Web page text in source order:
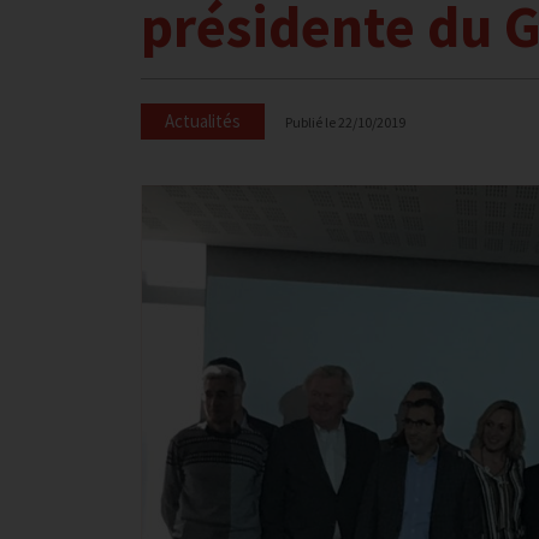
présidente du
Actualités Publié le 22/10/2019